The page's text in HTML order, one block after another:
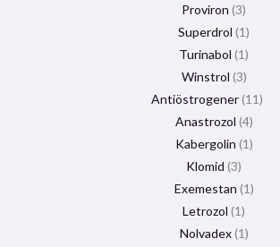
Proviron 3
Superdrol 1
Turinabol 1
Winstrol 3
Antiöstrogener 11
Anastrozol 4
Kabergolin 1
Klomid 3
Exemestan 1
Letrozol 1
Nolvadex 1